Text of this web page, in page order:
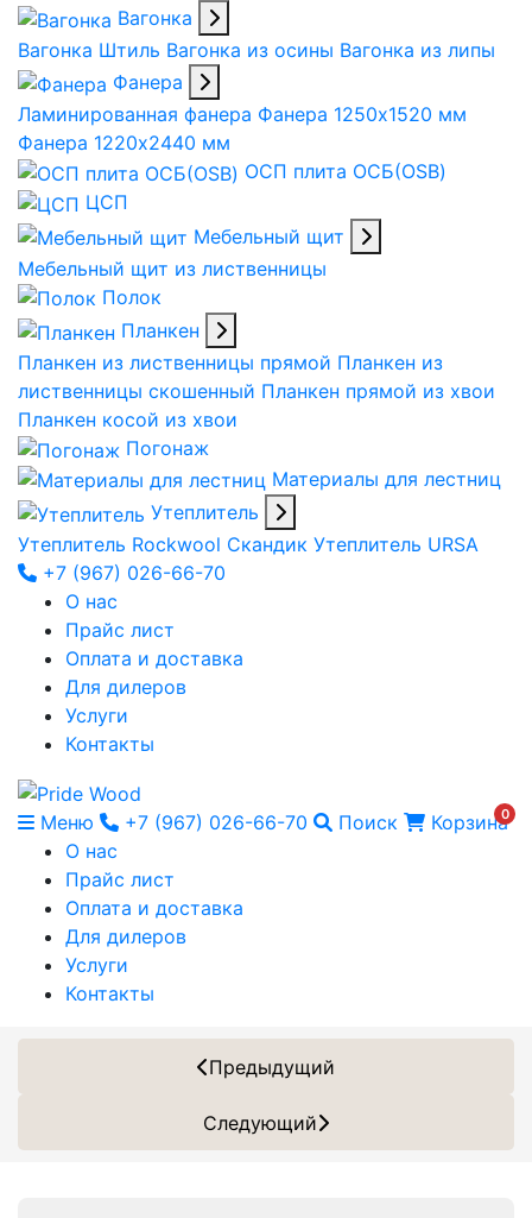
Вагонка
Вагонка Штиль Вагонка из осины Вагонка из липы
Фанера
Ламинированная фанера Фанера 1250х1520 мм
Фанера 1220х2440 мм
ОСП плита ОСБ(OSB)
ЦСП
Мебельный щит
Мебельный щит из лиственницы
Полок
Планкен
Планкен из лиственницы прямой Планкен из
лиственницы скошенный Планкен прямой из хвои
Планкен косой из хвои
Погонаж
Материалы для лестниц
Утеплитель
Утеплитель Rockwool Скандик Утеплитель URSA
+7 (967) 026-66-70
О нас
Прайс лист
Оплата и доставка
Для дилеров
Услуги
Контакты
Меню +7 (967) 026-66-70 Поиск Корзина
0
О нас
Прайс лист
Оплата и доставка
Для дилеров
Услуги
Контакты
Предыдущий
Следующий